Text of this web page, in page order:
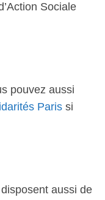
Sociale
pouvez aussi
Paris si
aussi de